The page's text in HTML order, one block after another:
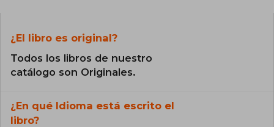
¿El libro es original?
Todos los libros de nuestro
catálogo son Originales.
¿En qué Idioma está escrito el
libro?